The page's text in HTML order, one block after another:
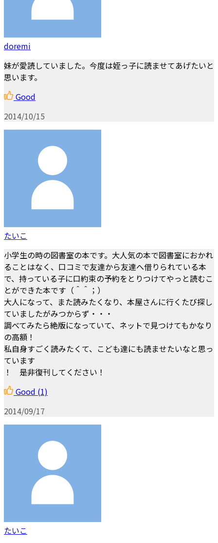
doremi
妹が愛読していました。今度は姪っ子に読ませてあげたいと
思います。
Good
2014/10/15
たいこ
小学生の時の図書室の本です。大人気の本で図書室におかれ
ることはなく、口コミで友達から友達へ借りられている本
で、持っている子に口約束の予約をとりつけてやっと読むこ
とができた本です（＾＾；）
大人になって、また読みたくなり、本屋さんに行くたび探し
ていましたがみつからず・・・
調べてみたら絶版になっていて、ネットで見つけてもかなり
の高額！
私自身すごく読みたくて、こども達にも読ませたいなと思っ
ています
！ 是非復刊してください！
Good (1)
2014/09/17
たいこ